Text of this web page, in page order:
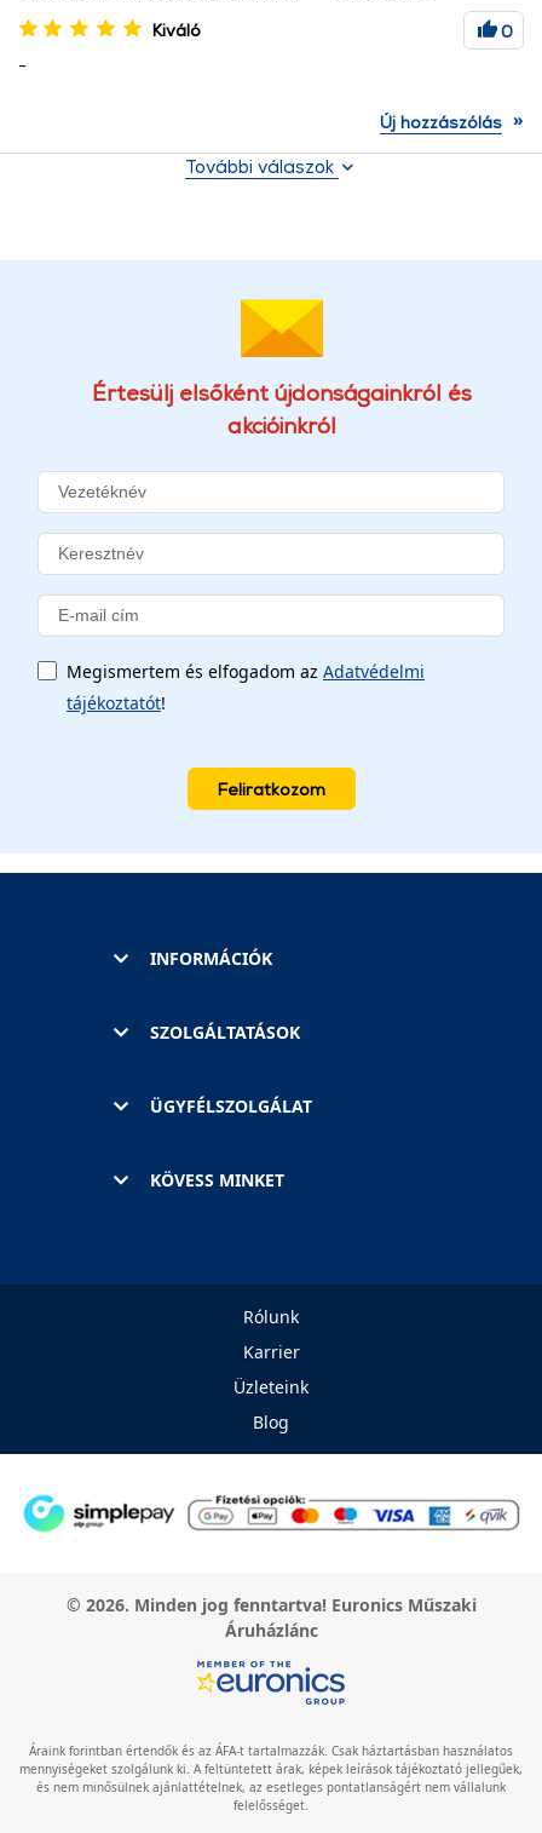
Kiváló
0
-
Új hozzászólás »
További válaszok
Értesülj elsőként újdonságainkról és
akcióinkról
Megismertem és elfogadom az Adatvédelmi
tájékoztatót!
Feliratkozom
INFORMÁCIÓK
SZOLGÁLTATÁSOK
ÜGYFÉLSZOLGÁLAT
KÖVESS MINKET
Rólunk
Karrier
Üzleteink
Blog
© 2026. Minden jog fenntartva! Euronics Műszaki
Áruházlánc
Áraink forintban értendők és az ÁFA-t tartalmazzák. Csak háztartásban használatos
mennyiségeket szolgálunk ki. A feltüntetett árak, képek leírások tájékoztató jellegűek,
és nem minősülnek ajánlattételnek, az esetleges pontatlanságért nem vállalunk
felelősséget.